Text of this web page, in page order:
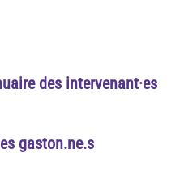
des intervenant·es
gaston.ne.s